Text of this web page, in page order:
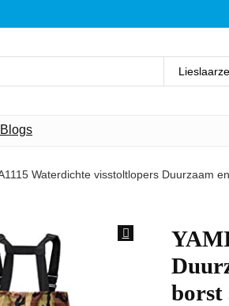
Blogs
Waterdichte visstoltlopers Duurzaam
borst